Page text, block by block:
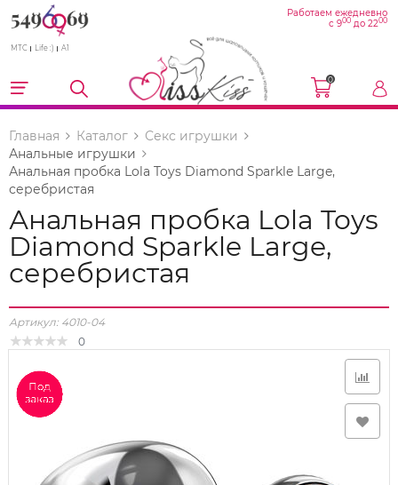
МТС Life :) A1
Работаем ежедневно
с 900 до 2200
0
Главная Каталог
Секс игрушки
Анальные игрушки
Анальная пробка Lola Toys Diamond Sparkle Large,
серебристая
Анальная пробка Lola Toys
Diamond Sparkle Large,
серебристая
Артикул: 4010-04
0